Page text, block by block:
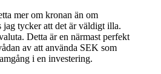
mer om kronan än om
jag tycker att det är väldigt illa.
Detta är en närmast perfekt
av att använda SEK som
i en investering.